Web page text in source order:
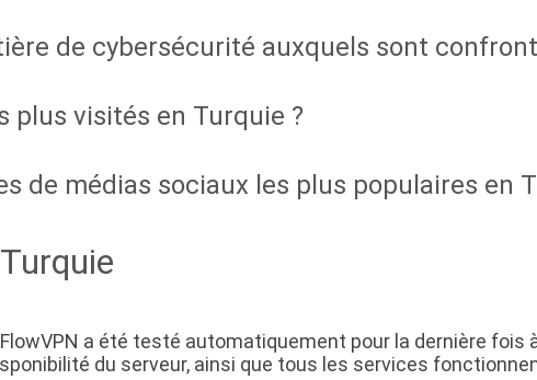
de cybersécurité auxquels sont
plus visités en Turquie ?
de médias sociaux les plus populaires en
a été testé automatiquement pour la dernière fois
du serveur, ainsi que tous les services